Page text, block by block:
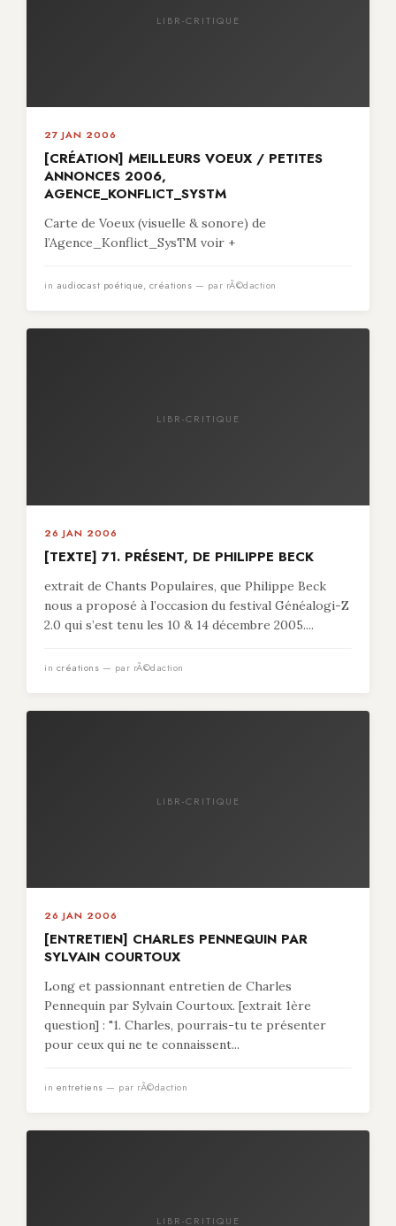
LIBR-CRITIQUE
27 JAN 2006
[CRÉATION] MEILLEURS VOEUX / PETITES
ANNONCES 2006,
AGENCE_KONFLICT_SYSTM
Carte de Voeux (visuelle & sonore) de
l’Agence_Konflict_SysTM voir +
in audiocast poétique, créations — par rÃ©daction
LIBR-CRITIQUE
26 JAN 2006
[TEXTE] 71. PRÉSENT, DE PHILIPPE BECK
extrait de Chants Populaires, que Philippe Beck
nous a proposé à l’occasion du festival Généalogi-Z
2.0 qui s’est tenu les 10 & 14 décembre 2005....
in créations — par rÃ©daction
LIBR-CRITIQUE
26 JAN 2006
[ENTRETIEN] CHARLES PENNEQUIN PAR
SYLVAIN COURTOUX
Long et passionnant entretien de Charles
Pennequin par Sylvain Courtoux. [extrait 1ère
question] : "1. Charles, pourrais-tu te présenter
pour ceux qui ne te connaissent...
in entretiens — par rÃ©daction
LIBR-CRITIQUE